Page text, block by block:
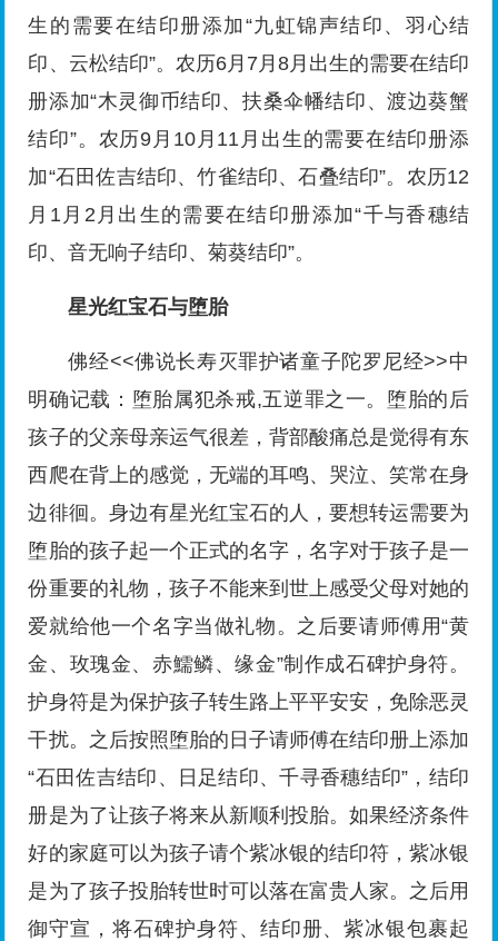
生的需要在结印册添加“九虹锦声结印、羽心结
印、云松结印”。农历6月7月8月出生的需要在结印
册添加“木灵御币结印、扶桑伞幡结印、渡边葵蟹
结印”。农历9月10月11月出生的需要在结印册添
加“石田佐吉结印、竹雀结印、石叠结印”。农历12
月1月2月出生的需要在结印册添加“千与香穗结
印、音无响子结印、菊葵结印”。
星光红宝石与堕胎
佛经<<佛说长寿灭罪护诸童子陀罗尼经>>中
明确记载：堕胎属犯杀戒,五逆罪之一。堕胎的后
孩子的父亲母亲运气很差，背部酸痛总是觉得有东
西爬在背上的感觉，无端的耳鸣、哭泣、笑常在身
边徘徊。身边有星光红宝石的人，要想转运需要为
堕胎的孩子起一个正式的名字，名字对于孩子是一
份重要的礼物，孩子不能来到世上感受父母对她的
爱就给他一个名字当做礼物。之后要请师傅用“黄
金、玫瑰金、赤鱬鳞、缘金”制作成石碑护身符。
护身符是为保护孩子转生路上平平安安，免除恶灵
干扰。之后按照堕胎的日子请师傅在结印册上添加
“石田佐吉结印、日足结印、千寻香穗结印”，结印
册是为了让孩子将来从新顺利投胎。如果经济条件
好的家庭可以为孩子请个紫冰银的结印符，紫冰银
是为了孩子投胎转世时可以落在富贵人家。之后用
御守宣，将石碑护身符、结印册、紫冰银包裹起